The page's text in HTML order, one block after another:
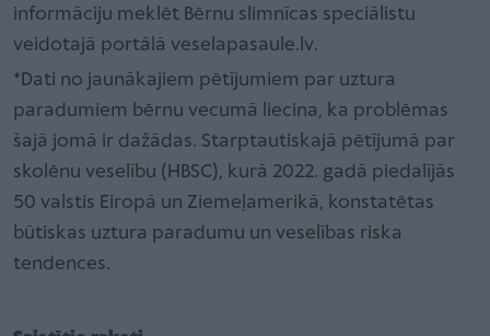
informāciju meklēt Bērnu slimnīcas speciālistu
veidotajā portālā veselapasaule.lv.
*Dati no jaunākajiem pētījumiem par uztura
paradumiem bērnu vecumā liecina, ka problēmas
šajā jomā ir dažādas. Starptautiskajā pētījumā par
skolēnu veselību (HBSC), kurā 2022. gadā piedalījās
50 valstis Eiropā un Ziemeļamerikā, konstatētas
būtiskas uztura paradumu un veselības riska
tendences.